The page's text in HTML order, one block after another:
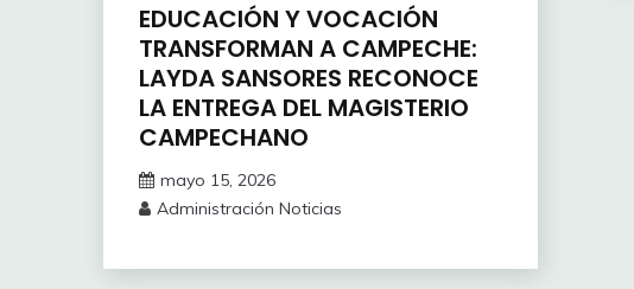
EDUCACIÓN Y VOCACIÓN
TRANSFORMAN A CAMPECHE:
LAYDA SANSORES RECONOCE
LA ENTREGA DEL MAGISTERIO
CAMPECHANO
mayo 15, 2026
Administración Noticias